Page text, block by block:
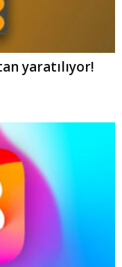
yaratılıyor!